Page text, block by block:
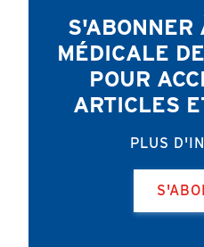
S'ABONNER
MÉDICALE
POUR
ARTICLES
PLUS